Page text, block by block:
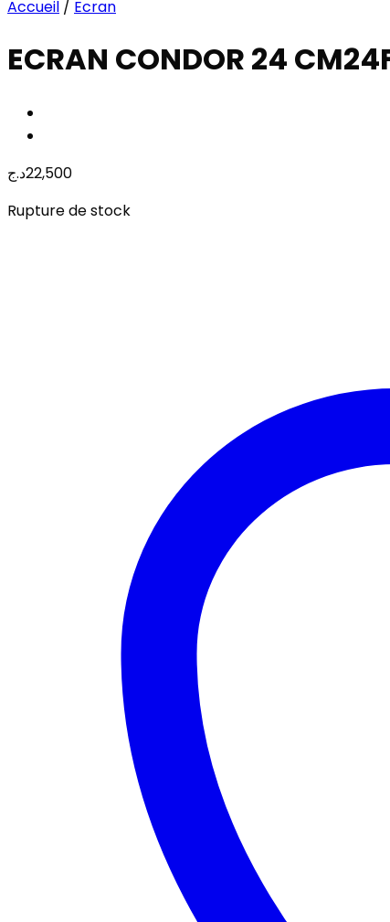
Accueil / Ecran
ECRAN CONDOR 24
22,500د.ج
Rupture de stock